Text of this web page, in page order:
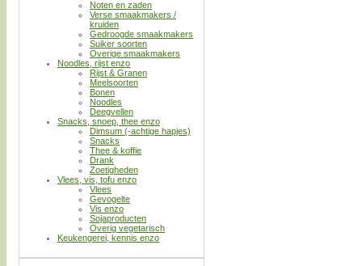
Noten en zaden
Verse smaakmakers /
kruiden
Gedroogde smaakmakers
Suiker soorten
Overige smaakmakers
Noodles, rijst enzo
Rijst & Granen
Meelsoorten
Bonen
Noodles
Deegvellen
Snacks, snoep, thee enzo
Dimsum (-achtige hapjes)
Snacks
Thee & koffie
Drank
Zoetigheden
Vlees, vis, tofu enzo
Vlees
Gevogelte
Vis enzo
Sojaproducten
Overig vegetarisch
Keukengerei, kennis enzo